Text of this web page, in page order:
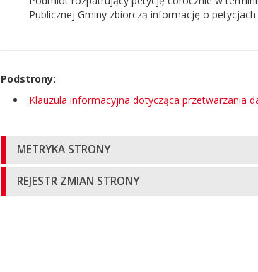
Publicznej Gminy zbiorczą informację o
Podstrony:
Klauzula informacyjna dotycząca przetwarzania
Informacje
o
stronie
METRYKA STRONY
REJESTR ZMIAN STRONY